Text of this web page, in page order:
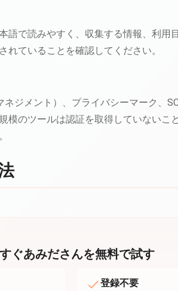
語で読みやすく、収集する情報、利用
れていることを確認してください。
ジメント）、プライバシーマーク、
模のツールは認証を取得していないこ
ぐあみださんを無料で試す
登録不要